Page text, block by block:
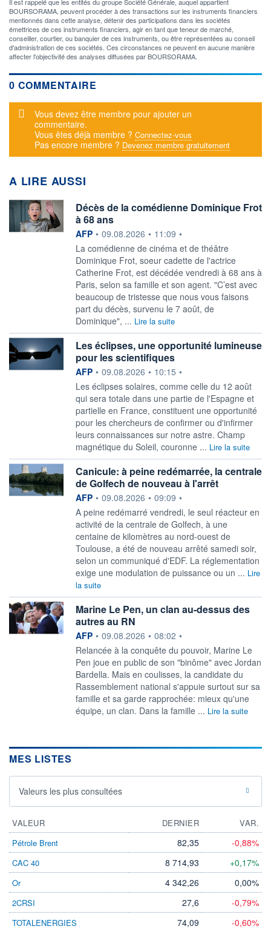
BOURSORAMA, peuvent procéder à des transactions sur les instruments financiers
mentionnés dans cette analyse, détenir des participations dans les sociétés
émettrices de ces instruments financiers, agir en tant que teneur de marché,
conseiller, courtier, ou banquier de ces instruments, ou être représentées au conseil
d'administration de ces sociétés. Ces circonstances ne peuvent en aucune manière
affecter l'objectivité des analyses diffusées par BOURSORAMA.
0 COMMENTAIRE
Message d'alerte
Vous devez être membre pour ajouter un
commentaire.
Vous êtes déjà membre ? Connectez-vous
Pas encore membre ? Devenez membre gratuitement
A LIRE AUSSI
Décès de la comédienne Dominique Frot
à 68 ans
information fournie par
AFP • 09.08.2026 • 11:09 •
La comédienne de cinéma et de théâtre
Dominique Frot, soeur cadette de l'actrice
Catherine Frot, est décédée vendredi à 68 ans à
Paris, selon sa famille et son agent. "C’est avec
beaucoup de tristesse que nous vous faisons
part du décès, survenu le 7 août, de
Dominique", ... Lire la suite
Les éclipses, une opportunité lumineuse
pour les scientifiques
information fournie par
AFP • 09.08.2026 • 10:15 •
Les éclipses solaires, comme celle du 12 août
qui sera totale dans une partie de l'Espagne et
partielle en France, constituent une opportunité
pour les chercheurs de confirmer ou d'infirmer
leurs connaissances sur notre astre. Champ
magnétique du Soleil, couronne ... Lire la suite
Canicule: à peine redémarrée, la centrale
de Golfech de nouveau à l'arrêt
information fournie par
AFP • 09.08.2026 • 09:09 •
A peine redémarré vendredi, le seul réacteur en
activité de la centrale de Golfech, à une
centaine de kilomètres au nord-ouest de
Toulouse, a été de nouveau arrêté samedi soir,
selon un communiqué d'EDF. La réglementation
exige une modulation de puissance ou un ... Lire
la suite
Marine Le Pen, un clan au-dessus des
autres au RN
information fournie par
AFP • 09.08.2026 • 08:02 •
Relancée à la conquête du pouvoir, Marine Le
Pen joue en public de son "binôme" avec Jordan
Bardella. Mais en coulisses, la candidate du
Rassemblement national s'appuie surtout sur sa
famille et sa garde rapprochée: mieux qu'une
équipe, un clan. Dans la famille ... Lire la suite
MES LISTES
Valeurs les plus consultées
VALEUR DERNIER
VAR.
Pétrole Brent
82,35 -0,88%
CAC 40 8 714,93 +0,17%
Or 4 342,26 0,00%
2CRSI 27,6 -0,79%
TOTALENERGIES 74,09 -0,60%